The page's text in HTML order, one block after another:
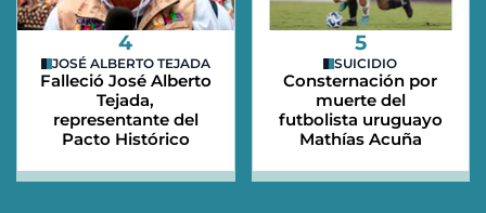
4
JOSÉ ALBERTO TEJADA
Falleció José Alberto
Tejada,
representante del
Pacto Histórico
5
SUICIDIO
Consternación por
muerte del
futbolista uruguayo
Mathías Acuña